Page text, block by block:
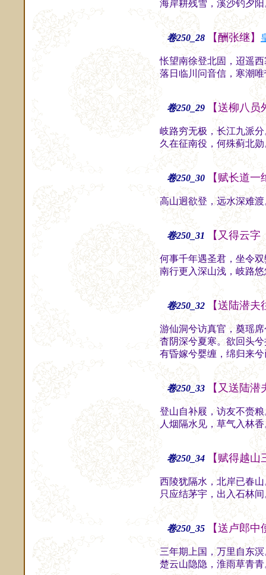
海岸耕残雪，溪沙钓夕
卷250_28 【酬张继】
怅望南徐登北固，迢遥
落日临川问音信，寒潮
卷250_29 【送柳八
岐路穷无极，长江九派
久在征南役，何殊蓟北
卷250_30 【赋长道
高山迥欲登，远水深难
卷250_31 【又得云
何事千年遇圣君，坐令
南行更入深山浅，岐路
卷250_32 【送陆潜
游仙洞兮访真官，奠瑶
杳阴深兮夏寒。欲回头
有昏嫁兮婴缠，绵归来
卷250_33 【又送陆
登山自补屐，访友不赍
人烟隔水见，草气入林
卷250_34 【赋得越
西陵犹隔水，北岸已春
只应结茅宇，出入石林间
卷250_35 【送卢郎
三年期上国，万里自东
楚云山隐隐，淮雨草青